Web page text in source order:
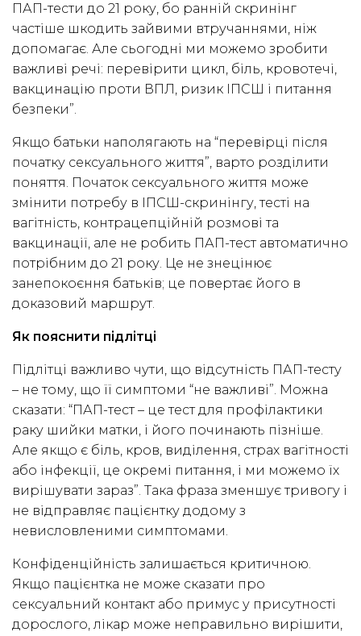
ПАП-тести до 21 року, бо ранній скринінг
частіше шкодить зайвими втручаннями, ніж
допомагає. Але сьогодні ми можемо зробити
важливі речі: перевірити цикл, біль, кровотечі,
вакцинацію проти ВПЛ, ризик ІПСШ і питання
безпеки”.
Якщо батьки наполягають на “перевірці після
початку сексуального життя”, варто розділити
поняття. Початок сексуального життя може
змінити потребу в ІПСШ-скринінгу, тесті на
вагітність, контрацепційній розмові та
вакцинації, але не робить ПАП-тест автоматично
потрібним до 21 року. Це не знецінює
занепокоєння батьків; це повертає його в
доказовий маршрут.
Як пояснити підлітці
Підлітці важливо чути, що відсутність ПАП-тесту
– не тому, що її симптоми “не важливі”. Можна
сказати: “ПАП-тест – це тест для профілактики
раку шийки матки, і його починають пізніше.
Але якщо є біль, кров, виділення, страх вагітності
або інфекції, це окремі питання, і ми можемо їх
вирішувати зараз”. Така фраза зменшує тривогу і
не відправляє пацієнтку додому з
невисловленими симптомами.
Конфіденційність залишається критичною.
Якщо пацієнтка не може сказати про
сексуальний контакт або примус у присутності
дорослого, лікар може неправильно вирішити,